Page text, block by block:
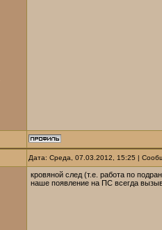
Дата: Среда, 07.03.2012, 15:25 |
кровяной след (т.е. работа по
наше появление на ПС всегда